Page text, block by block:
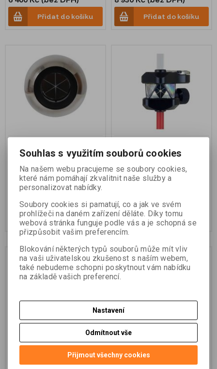
Přidat do košíku Přidat do košíku
přesný, 50mm, k= -17 mm
Katalogové číslo:5312001
10 250 Kč (bez DPH)
Přidat do košíku
220°, k=0, vč. libely, v
Myzox
10 800 Kč (bez DPH)
Přidat do košíku
Hranol mini kruhový 360°,
k=-4.4mm, vč. libely, s
hrotem, v pouzdře, Myzox
Na objednání
Trojpodstavcová sestava
pro přesné práce
Souhlas s využitím souborů cookies
Na našem webu pracujeme se soubory cookies,
které nám pomáhají zkvalitnit naše služby a
personalizovat nabídky.
Soubory cookies si pamatují, co a jak ve svém
prohlížeči na daném zařízení děláte. Díky tomu
webová stránka funguje podle vás a je schopná se
přizpůsobit vašim preferencím.
Blokování některých typů souborů může mít vliv
na vaši uživatelskou zkušenost s naším webem,
také nebudeme schopni poskytnout vám nabídku
na základě vašich preferencí.
Nastavení
Odmítnout vše
Přijmout všechny cookies